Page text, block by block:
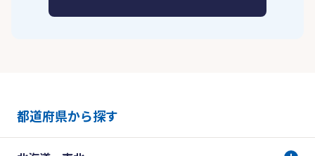
都道府県から探す